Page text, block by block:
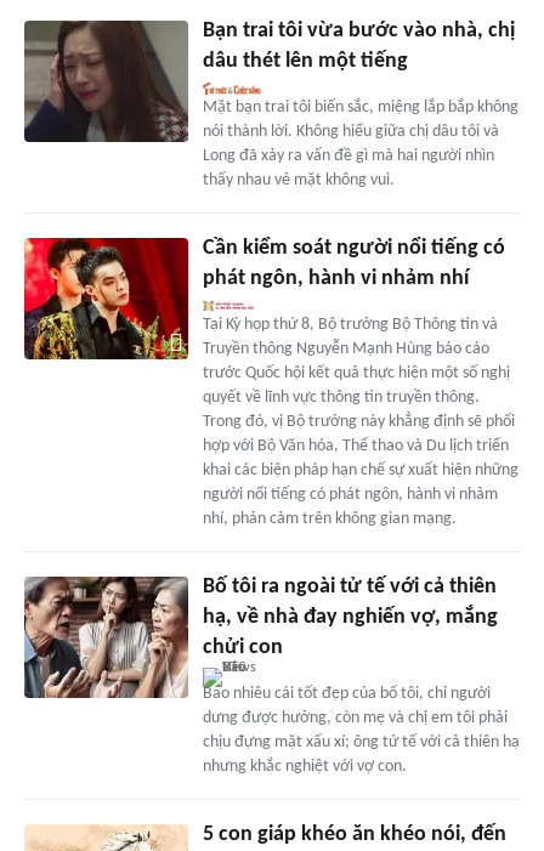
Bạn trai tôi vừa bước vào nhà, chị
dâu thét lên một tiếng
Mặt bạn trai tôi biến sắc, miệng lắp bắp không
nói thành lời. Không hiểu giữa chị dâu tôi và
Long đã xảy ra vấn đề gì mà hai người nhìn
thấy nhau vẻ mặt không vui.
Cần kiểm soát người nổi tiếng có
phát ngôn, hành vi nhảm nhí
Tại Kỳ họp thứ 8, Bộ trưởng Bộ Thông tin và
Truyền thông Nguyễn Mạnh Hùng báo cáo
trước Quốc hội kết quả thực hiện một số nghị
quyết về lĩnh vực thông tin truyền thông.
Trong đó, vị Bộ trưởng này khẳng định sẽ phối
hợp với Bộ Văn hóa, Thể thao và Du lịch triển
khai các biện pháp hạn chế sự xuất hiện những
người nổi tiếng có phát ngôn, hành vi nhảm
nhí, phản cảm trên không gian mạng.
Bố tôi ra ngoài tử tế với cả thiên
hạ, về nhà đay nghiến vợ, mắng
chửi con
Bao nhiêu cái tốt đẹp của bố tôi, chỉ người
dưng được hưởng, còn mẹ và chị em tôi phải
chịu đựng mặt xấu xí; ông tử tế với cả thiên hạ
nhưng khắc nghiệt với vợ con.
5 con giáp khéo ăn khéo nói, đến